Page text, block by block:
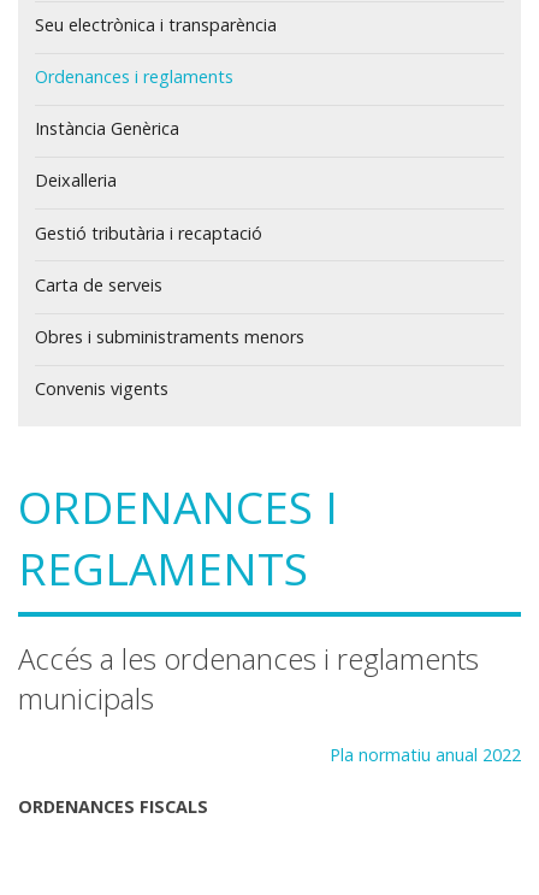
Seu electrònica i transparència
Ordenances i reglaments
Instància Genèrica
Deixalleria
Gestió tributària i recaptació
Carta de serveis
Obres i subministraments menors
Convenis vigents
ORDENANCES I
REGLAMENTS
Accés a les ordenances i reglaments
municipals
Pla normatiu anual 2022
ORDENANCES FISCALS